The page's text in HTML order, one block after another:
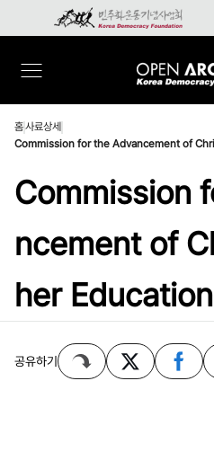
홈사료상세
Commission for the Advancement of
Commission
ncement of
her
공유하기